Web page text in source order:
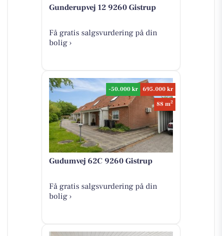
Gunderupvej 12 9260 Gistrup
Få gratis salgsvurdering på din
bolig ›
-50.000 kr
695.000 kr
88 m2
Gudumvej 62C 9260 Gistrup
Få gratis salgsvurdering på din
bolig ›